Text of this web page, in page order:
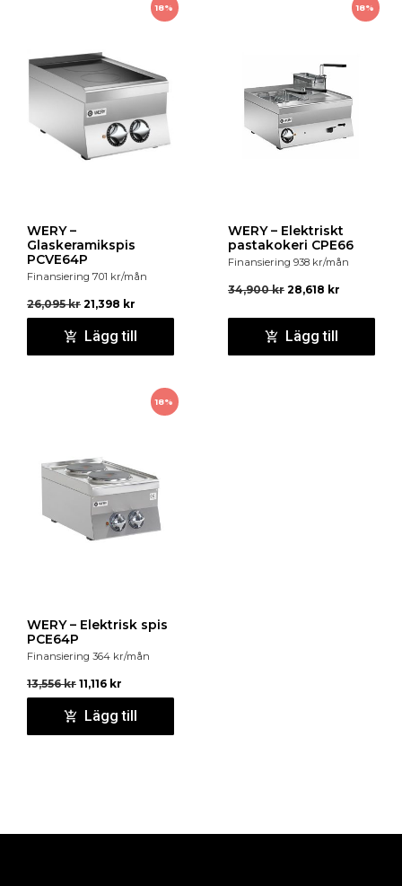
18%
WERY –
Glaskeramikspis
PCVE64P
Finansiering 701 kr/mån
26,095kr 21,398 kr
Lägg till
18%
WERY – Elektriskt
pastakokeri CPE66
Finansiering 938 kr/mån
34,900kr 28,618 kr
Lägg till
18%
WERY – Elektrisk spis
PCE64P
Finansiering 364 kr/mån
13,556kr 11,116 kr
Lägg till